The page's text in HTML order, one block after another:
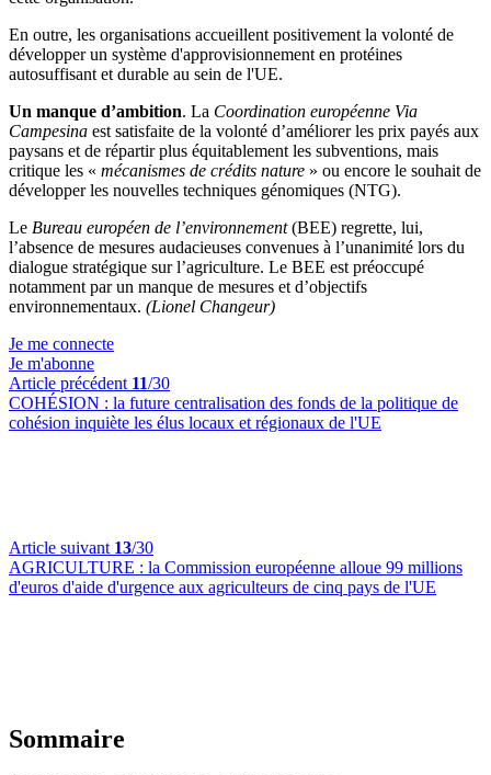
En outre, les organisations accueillent positivement la volonté de
développer un système d'approvisionnement en protéines
autosuffisant et durable au sein de l'UE.
Un manque d’ambition. La Coordination européenne Via
Campesina est satisfaite de la volonté d’améliorer les prix payés aux
paysans et de répartir plus équitablement les subventions, mais
critique les « mécanismes de crédits nature » ou encore le souhait de
développer les nouvelles techniques génomiques (NTG).
Le Bureau européen de l’environnement(BEE) regrette, lui,
l’absence de mesures audacieuses convenues à l’unanimité lors du
dialogue stratégique sur l’agriculture. Le BEE est préoccupé
notamment par un manque de mesures et d’objectifs
environnementaux. (Lionel Changeur)
Je me connecte
Je m'abonne
Article précédent 11/30
COHÉSION : la future centralisation des fonds de la politique de
cohésion inquiète les élus locaux et régionaux de l'UE
Article suivant 13/30
AGRICULTURE : la Commission européenne alloue 99 millions
d'euros d'aide d'urgence aux agriculteurs de cinq pays de l'UE
Sommaire